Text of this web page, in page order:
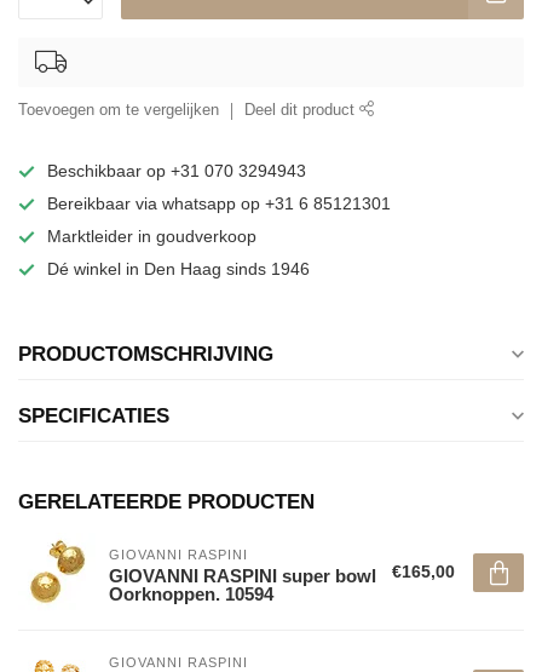
Toevoegen om te vergelijken Deel dit product
Beschikbaar op +31 070 3294943
Bereikbaar via whatsapp op +31 6 85121301
Marktleider in goudverkoop
Dé winkel in Den Haag sinds 1946
PRODUCTOMSCHRIJVING
SPECIFICATIES
GERELATEERDE PRODUCTEN
GIOVANNI RASPINI
GIOVANNI RASPINI super bowl
Oorknoppen. 10594
€165,00
GIOVANNI RASPINI